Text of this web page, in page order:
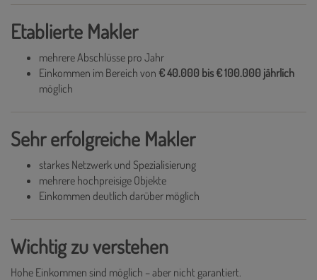
Etablierte Makler
mehrere Abschlüsse pro Jahr
Einkommen im Bereich von € 40.000 bis € 100.000 jährlich
möglich
Sehr erfolgreiche Makler
starkes Netzwerk und Spezialisierung
mehrere hochpreisige Objekte
Einkommen deutlich darüber möglich
Wichtig zu verstehen
Hohe Einkommen sind möglich – aber nicht garantiert.